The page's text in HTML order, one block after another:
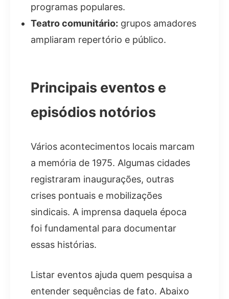
programas populares.
Teatro comunitário: grupos amadores
ampliaram repertório e público.
Principais eventos e
episódios notórios
Vários acontecimentos locais marcam
a memória de 1975. Algumas cidades
registraram inaugurações, outras
crises pontuais e mobilizações
sindicais. A imprensa daquela época
foi fundamental para documentar
essas histórias.
Listar eventos ajuda quem pesquisa a
entender sequências de fato. Abaixo